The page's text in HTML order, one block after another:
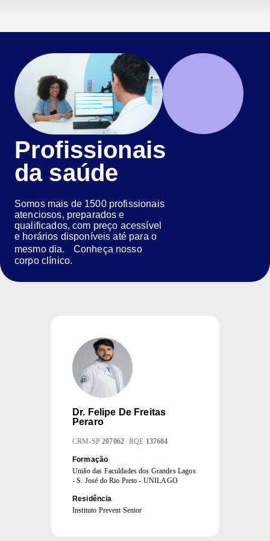
Profissionais
da saúde
Somos mais de 1500 profissionais
atenciosos, preparados e
qualificados, com preço acessível
e horários disponíveis até para o
mesmo dia. Conheça nosso
corpo clínico.
Dr. Felipe De Freitas
Peraro
CRM-SP 207062 RQE 137684
Formação
União das Faculdades dos Grandes Lagos
- S. José do Rio Preto - UNILAGO
Residência
Instituto Prevent Senior